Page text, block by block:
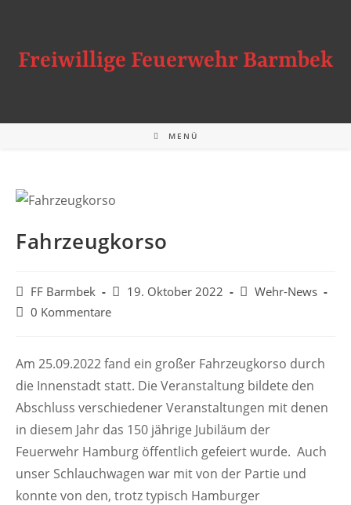
springen
Freiwillige Feuerwehr Barmbek
MENÜ
Fahrzeugkorso
Beitrags-
Autor:
FF Barmbek
Beitrag
19. Oktober 2022
Beitrags-
Wehr-News
Beitrags-
0 Kommentare
Am 25.09.2022 fand ein großer Fahrzeugkorso durch
die Innenstadt statt. Die Veranstaltung bildete den
Abschluss verschiedener Veranstaltungen mit denen
in diesem Jahr das 150 jährige Jubiläum der
Feuerwehr Hamburg öffentlich gefeiert wurde. Auch
unser Schlauchwagen war mit von der Partie und
konnte von den, trotz typisch Hamburger